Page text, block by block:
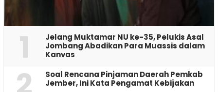
1
Jelang Muktamar NU ke-35, Pelukis Asal
Jombang Abadikan Para Muassis dalam
Kanvas
‎Soal Rencana Pinjaman Daerah Pemkab
Jember, Ini Kata Pengamat Kebijakan ‎